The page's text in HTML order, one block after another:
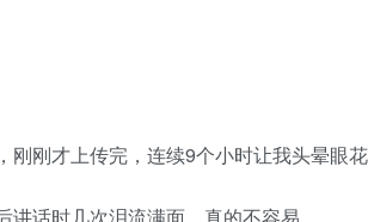
刚才上传完，连续9个小时让我头晕眼